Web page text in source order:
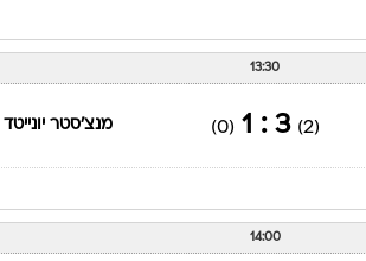
13:30
(2)
3 : 1
(0) מנצ'סטר יונייטד
14:00